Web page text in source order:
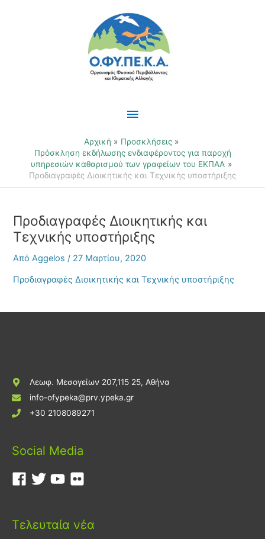
Κύριο
Μενού
Αρχική
Προσκλήσεις
Πρόσκληση εκδήλωσης ενδιαφέροντος για παροχή
υπηρεσιών καθαρισμού των γραφείων του ΕΚΠΑΑ
Προδιαγραφές Διοικητικής και Τεχνικής υποστήριξης
Προδιαγραφές Διοικητικής και
Τεχνικής υποστήριξης
ΑπόAggelos/ 27 Μαρτίου, 2020
Προδιαγραφές Διοικητικής και Τεχνικής υποστήριξης
Λεωφ. Μεσογείων 207,115 25, Αθήνα
info-ofypeka@prv.ypeka.gr
+30 2108089271
Social Media
Τελευταία νέα